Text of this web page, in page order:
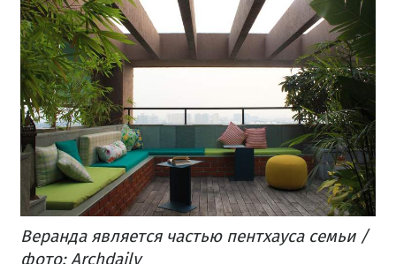
Веранда является частью пентхауса семьи /
фото: Archdaily